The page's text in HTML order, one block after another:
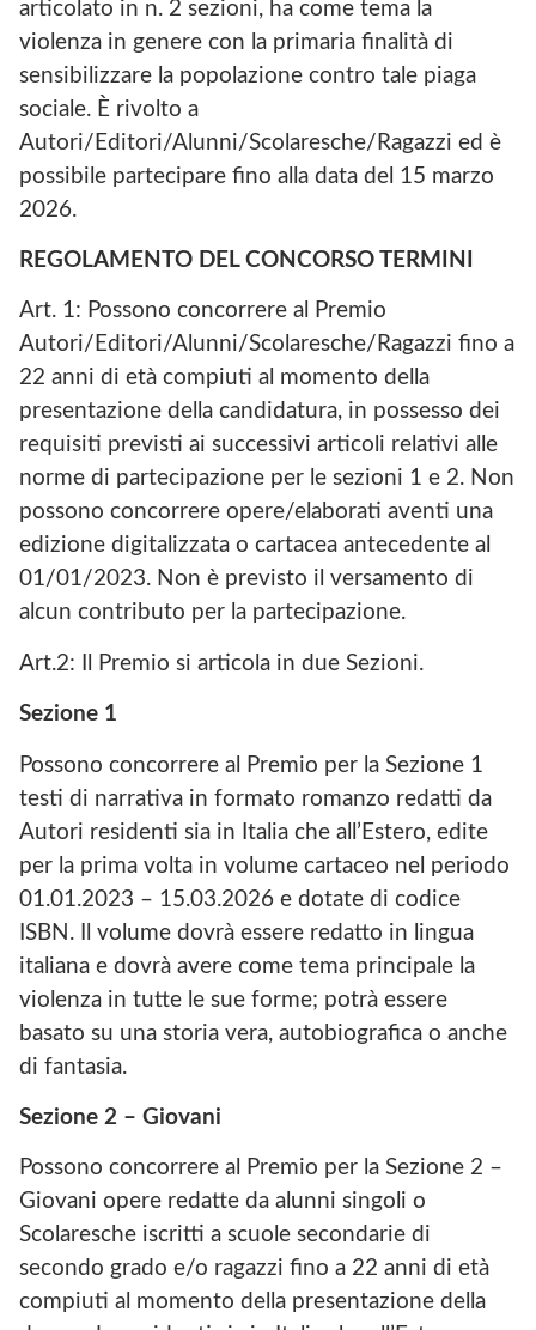
articolato in n. 2 sezioni, ha come tema la
violenza in genere con la primaria finalità di
sensibilizzare la popolazione contro tale piaga
sociale. È rivolto a
Autori/Editori/Alunni/Scolaresche/Ragazzi ed è
possibile partecipare fino alla data del 15 marzo
2026.
REGOLAMENTO DEL CONCORSO TERMINI
Art. 1: Possono concorrere al Premio
Autori/Editori/Alunni/Scolaresche/Ragazzi fino a
22 anni di età compiuti al momento della
presentazione della candidatura, in possesso dei
requisiti previsti ai successivi articoli relativi alle
norme di partecipazione per le sezioni 1 e 2. Non
possono concorrere opere/elaborati aventi una
edizione digitalizzata o cartacea antecedente al
01/01/2023. Non è previsto il versamento di
alcun contributo per la partecipazione.
Art.2: Il Premio si articola in due Sezioni.
Sezione 1
Possono concorrere al Premio per la Sezione 1
testi di narrativa in formato romanzo redatti da
Autori residenti sia in Italia che all’Estero, edite
per la prima volta in volume cartaceo nel periodo
01.01.2023 – 15.03.2026 e dotate di codice
ISBN. Il volume dovrà essere redatto in lingua
italiana e dovrà avere come tema principale la
violenza in tutte le sue forme; potrà essere
basato su una storia vera, autobiografica o anche
di fantasia.
Sezione 2 – Giovani
Possono concorrere al Premio per la Sezione 2 –
Giovani opere redatte da alunni singoli o
Scolaresche iscritti a scuole secondarie di
secondo grado e/o ragazzi fino a 22 anni di età
compiuti al momento della presentazione della